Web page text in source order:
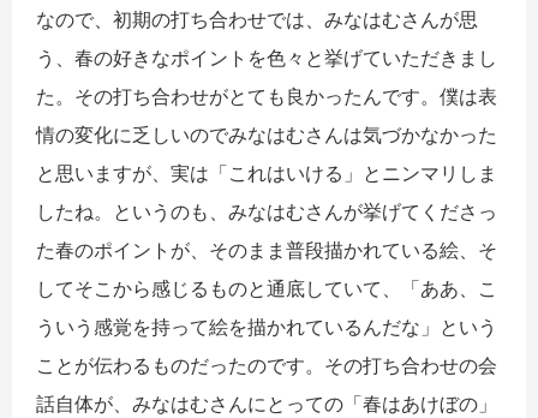
なので、初期の打ち合わせでは、みなはむさんが思
う、春の好きなポイントを色々と挙げていただきまし
た。その打ち合わせがとても良かったんです。僕は表
情の変化に乏しいのでみなはむさんは気づかなかった
と思いますが、実は「これはいける」とニンマリしま
したね。というのも、みなはむさんが挙げてくださっ
た春のポイントが、そのまま普段描かれている絵、そ
してそこから感じるものと通底していて、「ああ、こ
ういう感覚を持って絵を描かれているんだな」という
ことが伝わるものだったのです。その打ち合わせの会
話自体が、みなはむさんにとっての「春はあけぼの」